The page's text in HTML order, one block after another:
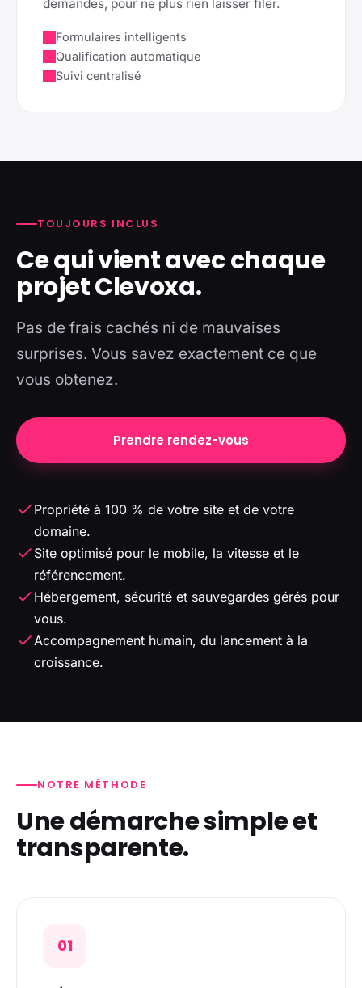
demandes, pour ne plus rien laisser filer.
Formulaires intelligents
Qualification automatique
Suivi centralisé
TOUJOURS INCLUS
Ce qui vient avec chaque
projet Clevoxa.
Pas de frais cachés ni de mauvaises
surprises. Vous savez exactement ce que
vous obtenez.
Prendre rendez-vous
Propriété à 100 % de votre site et de votre
domaine.
Site optimisé pour le mobile, la vitesse et le
référencement.
Hébergement, sécurité et sauvegardes gérés pour
vous.
Accompagnement humain, du lancement à la
croissance.
NOTRE MÉTHODE
Une démarche simple et
transparente.
01